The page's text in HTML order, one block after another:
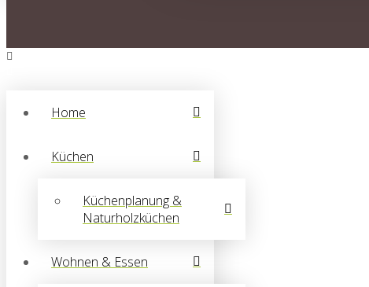
Home
Küchen
Küchenplanung &
Naturholzküchen
Wohnen & Essen